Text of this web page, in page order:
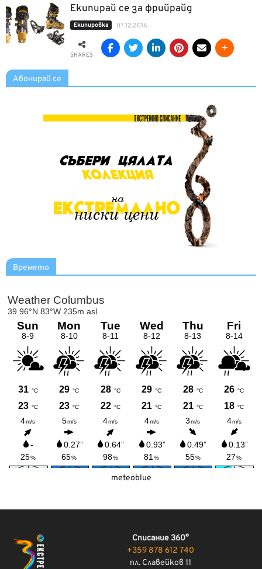
Екипирай се за фрийрайд
Екипировка 07.12.2016
SHARES
Абонирай се
Времето
meteoblue
Списание 360°
+359 878 612 740
пл. Славейков 11